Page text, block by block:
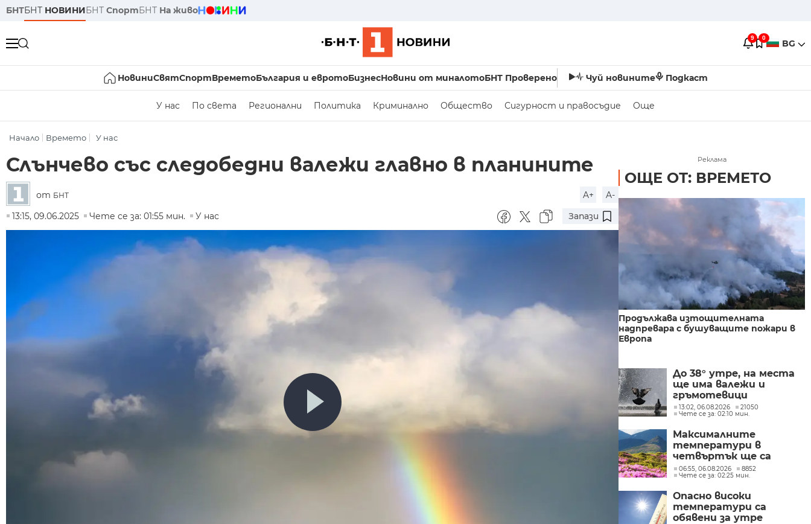
БНТБНТ НОВИНИБНТ СпортБНТ На живо
9 0 BG
НовиниСвятСпортВреметоБългария и евротоБизнесНовини от миналотоБНТ Проверено Чуй новините Подкаст
У нас По света Регионални Политика Криминално Общество Сигурност и правосъдие Още
Начало Времето У нас
Слънчево със следобедни валежи главно в планините
от БНТ A+
A-
13:15, 09.06.2025
Чете се за: 01:55 мин. У нас Запази
Реклама
ОЩЕ ОТ: ВРЕМЕТО
Продължава изтощителната
надпревара с бушуващите пожари в
Европа
До 38° утре, на места
ще има валежи и
гръмотевици
13:02, 06.08.2026
21050
Чете се за: 02:10 мин.
Максималните
температури в
четвъртък ще са
между 32° и 37°
06:55, 06.08.2026
8852
Чете се за: 02:25 мин.
Опасно високи
температури са
обявени за утре